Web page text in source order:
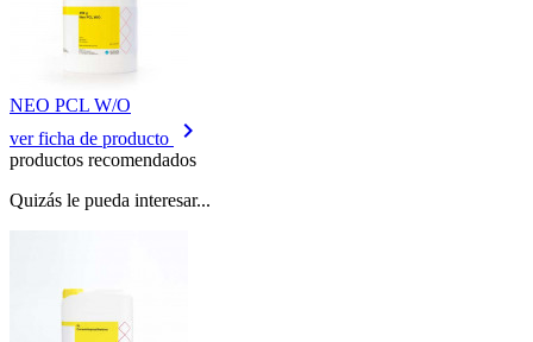
NEO PCL W/O
ver ficha de producto
keyboard_arrow_right
productos recomendados
Quizás le pueda interesar...